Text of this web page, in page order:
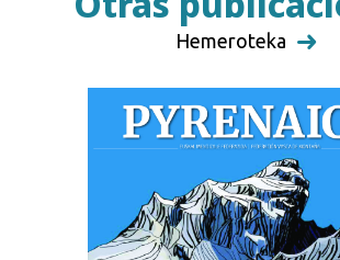
Hemeroteka